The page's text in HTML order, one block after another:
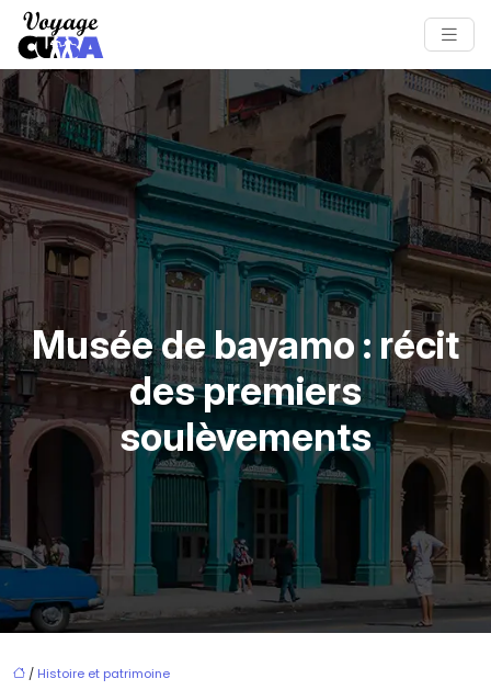
Musée de bayamo : récit
des premiers
soulèvements
/ Histoire et patrimoine